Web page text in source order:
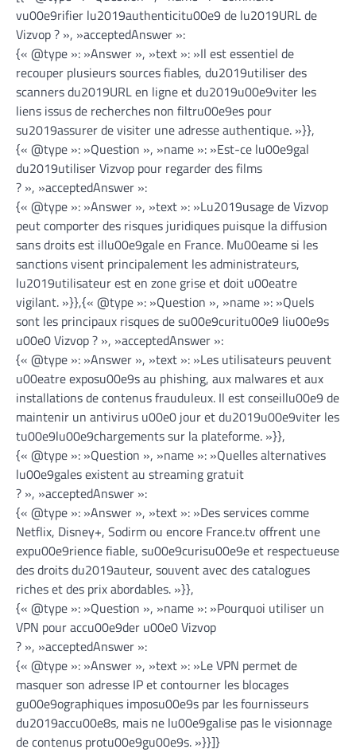
vu00e9rifier lu2019authenticitu00e9 de lu2019URL de
Vizvop ? », »acceptedAnswer »:
{« @type »: »Answer », »text »: »Il est essentiel de
recouper plusieurs sources fiables, du2019utiliser des
scanners du2019URL en ligne et du2019u00e9viter les
liens issus de recherches non filtru00e9es pour
su2019assurer de visiter une adresse authentique. »}},
{« @type »: »Question », »name »: »Est-ce lu00e9gal
du2019utiliser Vizvop pour regarder des films
? », »acceptedAnswer »:
{« @type »: »Answer », »text »: »Lu2019usage de Vizvop
peut comporter des risques juridiques puisque la diffusion
sans droits est illu00e9gale en France. Mu00eame si les
sanctions visent principalement les administrateurs,
lu2019utilisateur est en zone grise et doit u00eatre
vigilant. »}},{« @type »: »Question », »name »: »Quels
sont les principaux risques de su00e9curitu00e9 liu00e9s
u00e0 Vizvop ? », »acceptedAnswer »:
{« @type »: »Answer », »text »: »Les utilisateurs peuvent
u00eatre exposu00e9s au phishing, aux malwares et aux
installations de contenus frauduleux. Il est conseillu00e9 de
maintenir un antivirus u00e0 jour et du2019u00e9viter les
tu00e9lu00e9chargements sur la plateforme. »}},
{« @type »: »Question », »name »: »Quelles alternatives
lu00e9gales existent au streaming gratuit
? », »acceptedAnswer »:
{« @type »: »Answer », »text »: »Des services comme
Netflix, Disney+, Sodirm ou encore France.tv offrent une
expu00e9rience fiable, su00e9curisu00e9e et respectueuse
des droits du2019auteur, souvent avec des catalogues
riches et des prix abordables. »}},
{« @type »: »Question », »name »: »Pourquoi utiliser un
VPN pour accu00e9der u00e0 Vizvop
? », »acceptedAnswer »:
{« @type »: »Answer », »text »: »Le VPN permet de
masquer son adresse IP et contourner les blocages
gu00e9ographiques imposu00e9s par les fournisseurs
du2019accu00e8s, mais ne lu00e9galise pas le visionnage
de contenus protu00e9gu00e9s. »}}]}